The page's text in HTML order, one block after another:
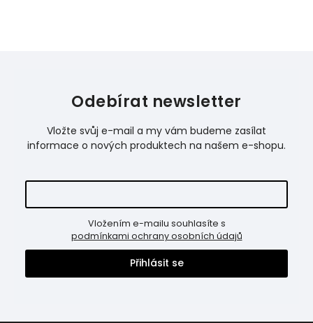
Odebírat newsletter
Vložte svůj e-mail a my vám budeme zasílat
informace o nových produktech na našem e-shopu.
podmínkami ochrany osobních údajů
Přihlásit se